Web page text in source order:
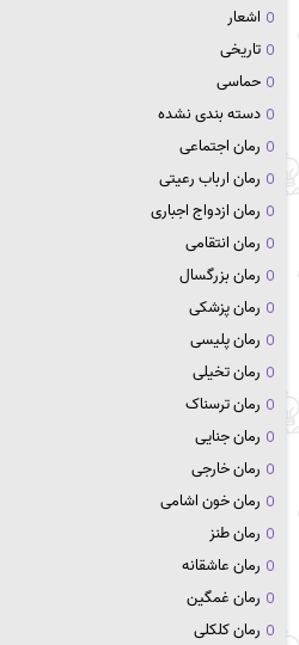
اشعار
تاریخی
حماسی
دسته بندی نشده
رمان اجتماعی
رمان ارباب رعیتی
رمان ازدواج اجباری
رمان انتقامی
رمان بزرگسال
رمان پزشکی
رمان پلیسی
رمان تخیلی
رمان ترسناک
رمان جنایی
رمان خارجی
رمان خون اشامی
رمان طنز
رمان عاشقانه
رمان غمگین
رمان کلکلی